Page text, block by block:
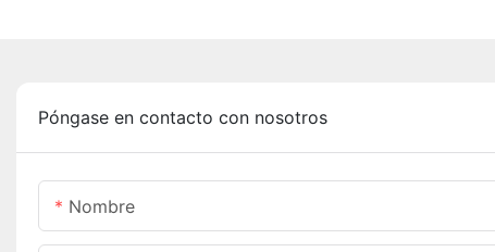
Póngase en contacto con nosotros
Nombre